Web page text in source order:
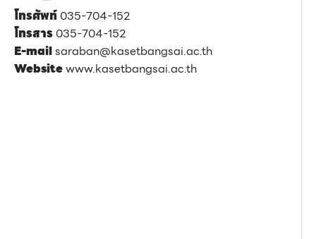
โทรศัพท์ 035-704-152
โทรสาร 035-704-152
E-mailsaraban@kasetbangsai.ac.th
Websitewww.kasetbangsai.ac.th